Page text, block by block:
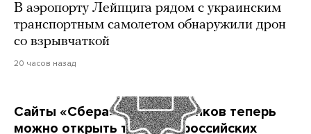
В аэропорту Лейпцига рядом с украинским
транспортным самолетом обнаружили дрон
со взрывчаткой
20 часов назад
Сайты «Сбера» и других банков теперь
можно открыть только в российских